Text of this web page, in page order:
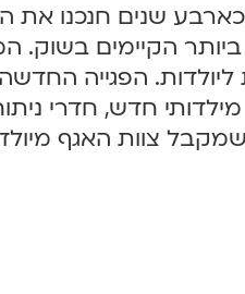
כארבע שנים חנכנו
הקיימים בשוק.
הפגייה
חדשים, מיון מילדותי חדש,
צוות האגף